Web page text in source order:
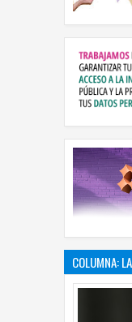
COLUMNA: